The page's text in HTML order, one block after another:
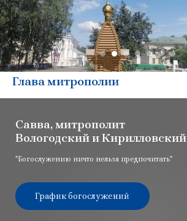
Глава митрополии
Савва, митрополит
Вологодский и Кирилловский
"Богослужению ничто нельзя предпочитать"
График богослужений